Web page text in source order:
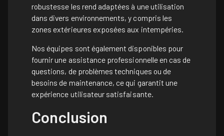
robustesse les rend adaptées à une utilisation
dans divers environnements, y compris les
zones extérieures exposées aux intempéries.
Nos équipes sont également disponibles pour
fournir une assistance professionnelle en cas de
questions, de problèmes techniques ou de
besoins de maintenance, ce qui garantit une
expérience utilisateur satisfaisante.
Conclusion